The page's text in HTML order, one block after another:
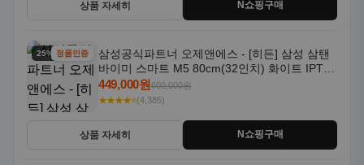
상품 자세히 N쇼핑구매
25% 할인정품인증
삼성공식파트너 오제앤에스 - [히든] 삼성 삼탠
바이미 스마트 M5 80cm(32인치) 화이트 IPTV
OTT 패키지
449,000원600,000원
★★★★⭐(4,385)
상품 자세히 N쇼핑구매